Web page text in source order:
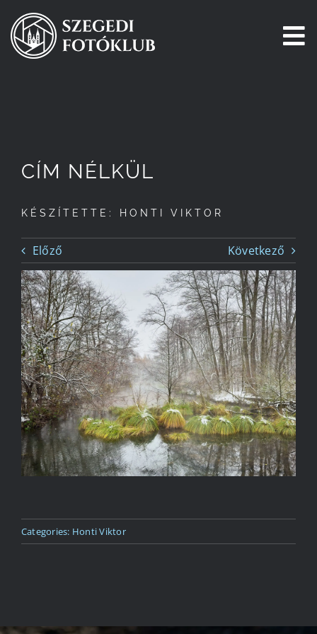
Kihagyás
Pályázatok
Tagjaink
Csatlakozz!
Történetünk
Kapcsolat
CÍM NÉLKÜL
KÉSZÍTETTE: HONTI VIKTOR
Előző Következő
Categories: Honti Viktor